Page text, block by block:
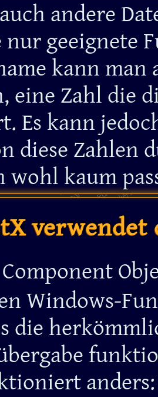
andere
nur geeignete
kann man
eine Zahl die
Es kann
diese Zahlen
wohl kaum
verwendet
Windows-
die
anders: